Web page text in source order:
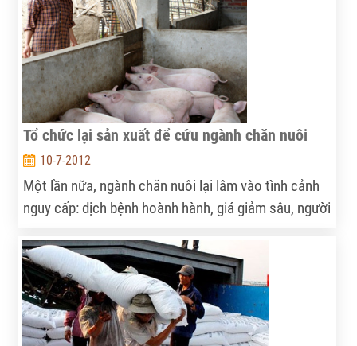
Tổ chức lại sản xuất để cứu ngành chăn nuôi
10-7-2012
Một lần nữa, ngành chăn nuôi lại lâm vào tình cảnh
nguy cấp: dịch bệnh hoành hành, giá giảm sâu, người
chuồng, treo ao, nguy cơ thiếu thịt vào dịp Tết, thiếu
nguồn nguyên liệu cho xuất khẩu có thể tiếp diễn...